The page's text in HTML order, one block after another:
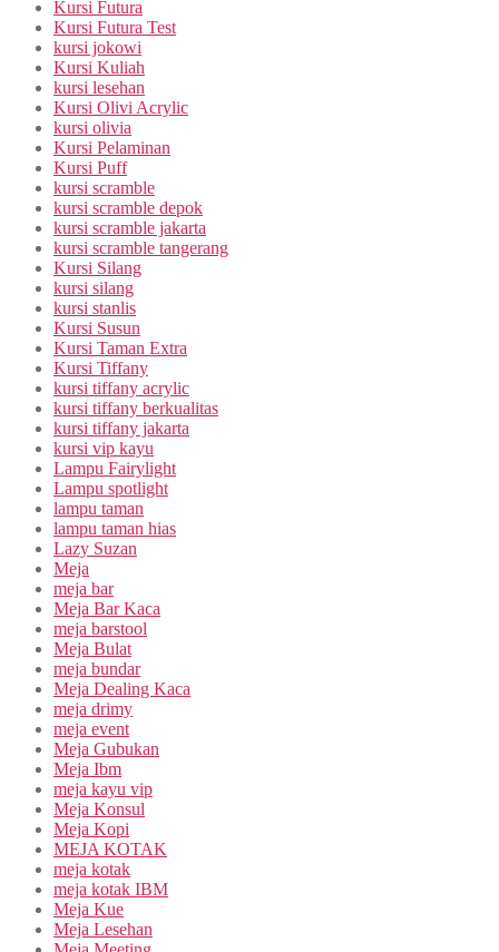
Kursi Futura
Kursi Futura Test
kursi jokowi
Kursi Kuliah
kursi lesehan
Kursi Olivi Acrylic
kursi olivia
Kursi Pelaminan
Kursi Puff
kursi scramble
kursi scramble depok
kursi scramble jakarta
kursi scramble tangerang
Kursi Silang
kursi silang
kursi stanlis
Kursi Susun
Kursi Taman Extra
Kursi Tiffany
kursi tiffany acrylic
kursi tiffany berkualitas
kursi tiffany jakarta
kursi vip kayu
Lampu Fairylight
Lampu spotlight
lampu taman
lampu taman hias
Lazy Suzan
Meja
meja bar
Meja Bar Kaca
meja barstool
Meja Bulat
meja bundar
Meja Dealing Kaca
meja drimy
meja event
Meja Gubukan
Meja Ibm
meja kayu vip
Meja Konsul
Meja Kopi
MEJA KOTAK
meja kotak
meja kotak IBM
Meja Kue
Meja Lesehan